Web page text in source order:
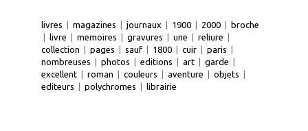
livres | magazines | journaux | 1900 | 2000 | broche
| livre | memoires | gravures | une | reliure |
collection | pages | sauf | 1800 | cuir | paris |
nombreuses | photos | editions | art | garde |
excellent | roman | couleurs | aventure | objets |
editeurs | polychromes | librairie